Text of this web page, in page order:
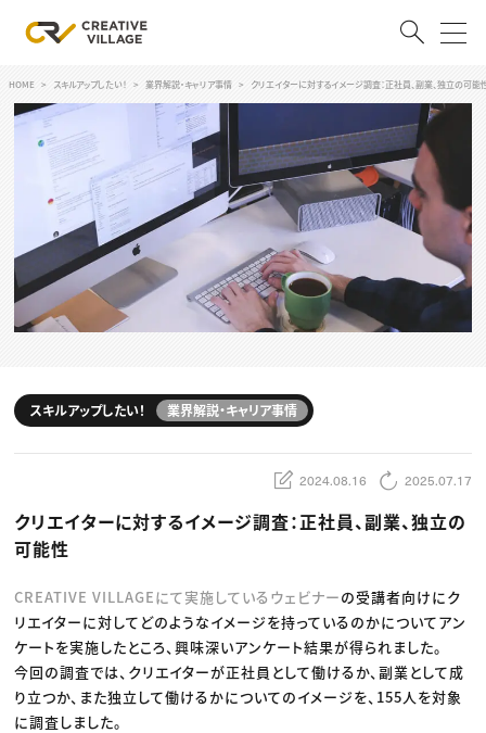
ログイン 会員登録
RECRUIT
クリエイター求人を探す
CREATIVE JOB求人検索
特集求人
採用説明会
スキルアップしたい！
デザイン
編集・ライティング
マーケティング
ディレクション
業界解説・キャリア事情
TOP Creator’s コラム
Webクリエイター
アプリクリエイター
ゲームクリエイター
映像クリエイター
クリエイターインタビュー
C＆R Magazine
セミナー
ニュース・トレンド トップ
Web
映像
ゲーム・エンタメ
広告
出版
CREATIVE VILLAGEからのお知らせ
HOME スキルアップしたい！ 業界解説・キャリア事情 クリエイターに対するイメージ調査：正社員、副業、独立の可能
スキルアップしたい！ 業界解説・キャリア事情
2024.08.16 2025.07.17
クリエイターに対するイメージ調査：正社員、副業、独立の
可能性
CREATIVE VILLAGEにて実施しているウェビナーの受講者向けにク
リエイターに対してどのようなイメージを持っているのかについてアン
ケートを実施したところ、興味深いアンケート結果が得られました。
今回の調査では、クリエイターが正社員として働けるか、副業として成
り立つか、また独立して働けるかについてのイメージを、155人を対象
に調査しました。